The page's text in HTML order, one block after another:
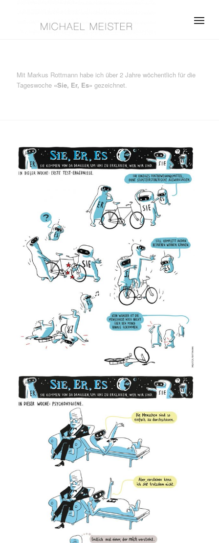
Mit Markus Rottmann habe ich über 2 Jahre wöchentlich für die
Tageswoche «Sie, Er, Es» gezeichnet.